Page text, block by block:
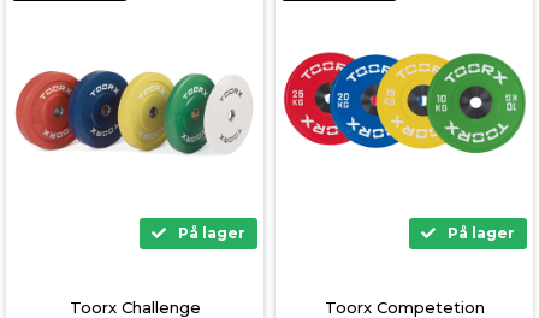
På lager
Toorx Challenge
På lager
Toorx Competetion